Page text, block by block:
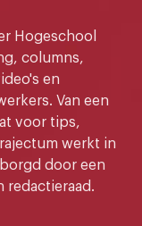
Hogeschool
columns,
en
Van een
voor tips,
werkt in
door een
redactieraad.